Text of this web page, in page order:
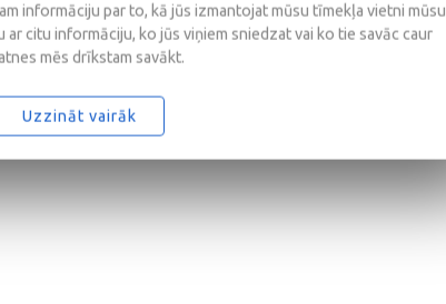
informāciju par to, kā jūs izmantojat mūsu tīmekļa vietni mūsu
citu informāciju, ko jūs viņiem sniedzat vai ko tie savāc caur
mēs drīkstam savākt.
Uzzināt vairāk